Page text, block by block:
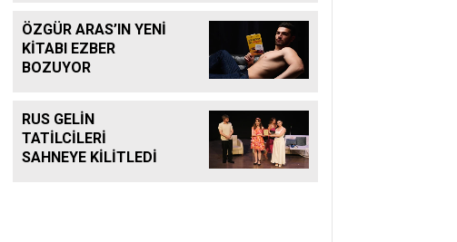
ÖZGÜR ARAS’IN YENİ
KİTABI EZBER
BOZUYOR
RUS GELİN
TATİLCİLERİ
SAHNEYE KİLİTLEDİ